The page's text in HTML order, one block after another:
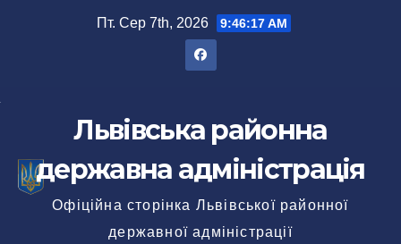
Пт. Сер 7th, 2026 9:46:18 AM
Львівська районна
державна адміністрація
Офіційна сторінка Львівської районної
державної адміністрації